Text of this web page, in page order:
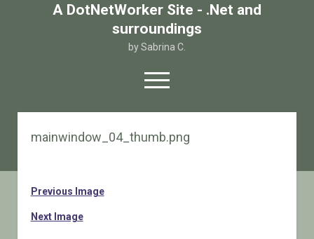
A DotNetWorker Site - .Net and
surroundings
by Sabrina C.
open
menu
twitterfacebook
email-form
mainwindow_04_thumb.png
Previous Image
Next Image